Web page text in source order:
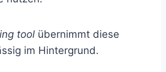
tool übernimmt diese
im Hintergrund.